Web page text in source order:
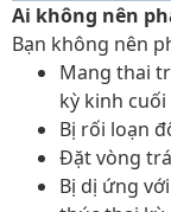
Ai không nên
Bạn không nên
Mang thai
kỳ kinh cuối
Bị rối loạn
Đặt vòng
Bị dị ứng